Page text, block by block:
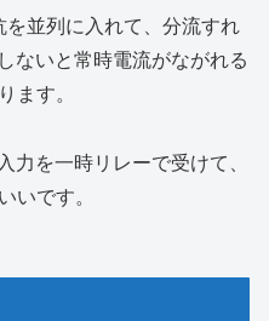
並列に入れて、分流すれ
ないと常時電流がながれる
ます。
を一時リレーで受けて、
いです。